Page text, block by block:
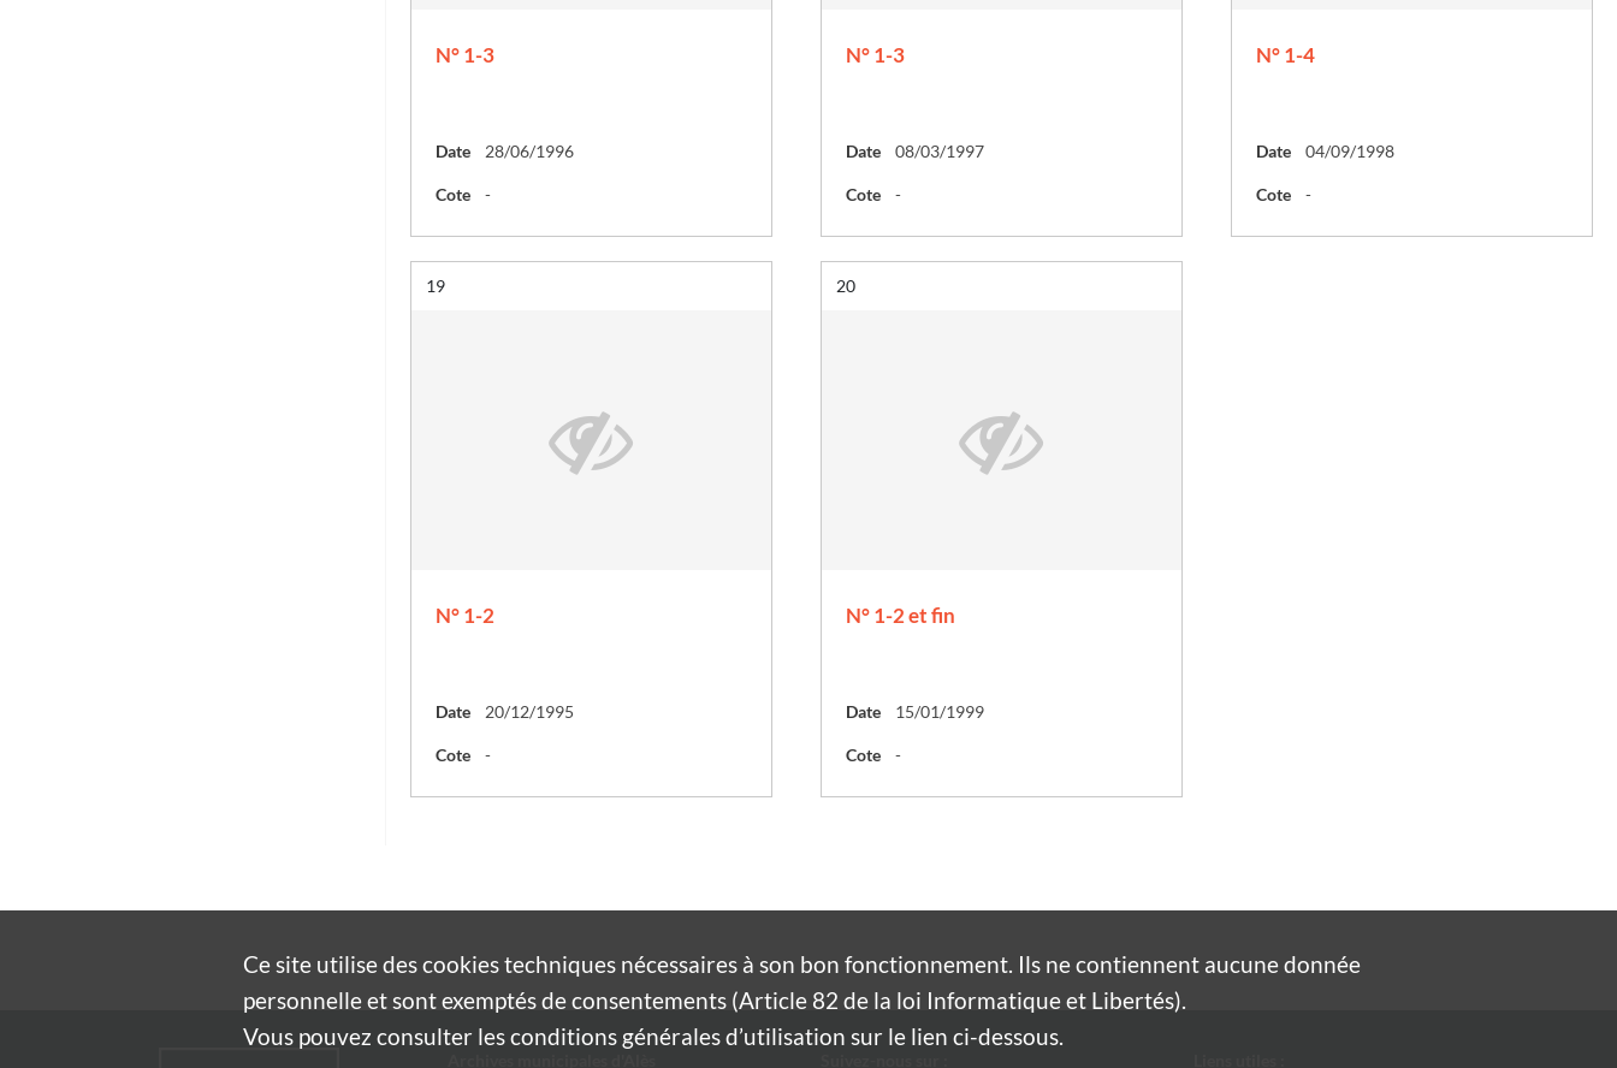
N° 1-3
Date 28/06/1996
Cote -
N° 1-3
Date 08/03/1997
Cote -
N° 1-4
Date 04/09/1998
Cote -
Résultat n°
19
N° 1-2
Date 20/12/1995
Cote -
Résultat n°
20
N° 1-2 et fin
Date 15/01/1999
Cote -
Ce site utilise descookiestechniques nécessaires à son bon fonctionnement. Ils ne contiennent aucune donnée
personnelle et sont exemptés de consentements (Article 82 de la loi Informatique et Libertés).
Vous pouvez consulter les conditions générales d’utilisation sur le lien ci-dessous.